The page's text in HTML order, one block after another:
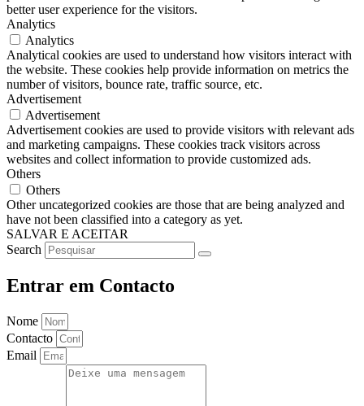
better user experience for the visitors.
Analytics
Analytics
Analytical cookies are used to understand how visitors interact with
the website. These cookies help provide information on metrics the
number of visitors, bounce rate, traffic source, etc.
Advertisement
Advertisement
Advertisement cookies are used to provide visitors with relevant ads
and marketing campaigns. These cookies track visitors across
websites and collect information to provide customized ads.
Others
Others
Other uncategorized cookies are those that are being analyzed and
have not been classified into a category as yet.
SALVAR E ACEITAR
Search
Entrar em Contacto
Nome
Contacto
Email